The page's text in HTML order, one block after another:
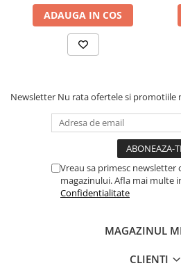
ADAUGA IN COS
Newsletter Nu rata ofertele si promotiile
Vreau sa primesc newsletter
magazinului. Afla mai multe
Confidentialitate
MAGAZINUL
CLIENTI